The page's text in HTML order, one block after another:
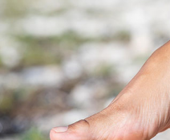
:
les
scans
3D
des
pieds
et